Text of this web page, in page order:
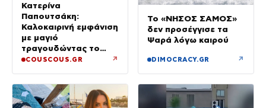
Κατερίνα
Παπουτσάκη:
Καλοκαιρινή εμφάνιση
με μαγιό
τραγουδώντας το
«Καλοκαιρινά
COUSCOUS.GR ↗
Το «ΝΗΣΟΣ ΣΑΜΟΣ»
δεν προσέγγισε τα
Ψαρά λόγω καιρού
DIMOCRACY.GR ↗